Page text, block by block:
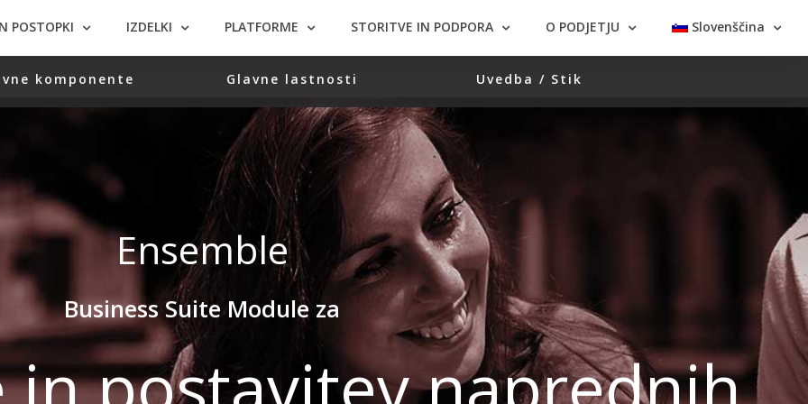
POSTOPKI IZDELKI PLATFORME STORITVE IN PODPORA O PODJETJU Slovenščina
Ensemble
Business Suite Module za
komponente Glavne lastnosti Uvedba / Stik